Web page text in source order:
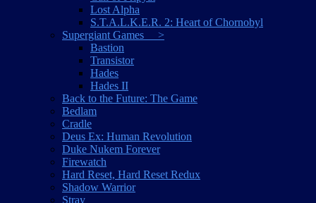
Lost Alpha
S.T.A.L.K.E.R. 2: Heart of Chornobyl
Supergiant Games >
Bastion
Transistor
Hades
Hades II
Back to the Future: The Game
Bedlam
Cradle
Deus Ex: Human Revolution
Duke Nukem Forever
Firewatch
Hard Reset, Hard Reset Redux
Shadow Warrior
Stray